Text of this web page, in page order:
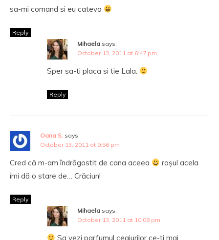
sa-mi comand si eu cateva
Reply
Mihaela says:
October 13, 2011 at 6:47 pm
Sper sa-ti placa si tie Lala.
Reply
Oana S. says:
October 13, 2011 at 9:56 pm
Cred că m-am îndrăgostit de cana aceea
roșul acela
îmi dă o stare de… Crăciun!
Reply
Mihaela says:
October 13, 2011 at 10:08 pm
Sa vezi parfumul ceaiurilor ce-ti mai